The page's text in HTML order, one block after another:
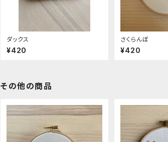
ダックス
¥420
さくらんぼ
¥420
その他の商品